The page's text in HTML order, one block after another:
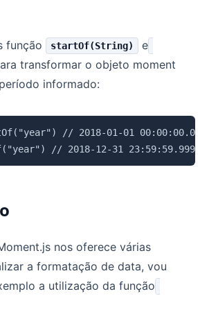
função startOf(String) e
transformar o objeto moment
informado:
// 2018-01-01 00:00:00.000
Copiar
nos oferece várias
a formatação de data, vou
a utilização da função